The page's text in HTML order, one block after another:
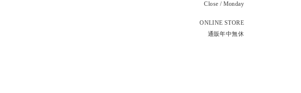
Close / Monday
ONLINE STORE
通販年中無休